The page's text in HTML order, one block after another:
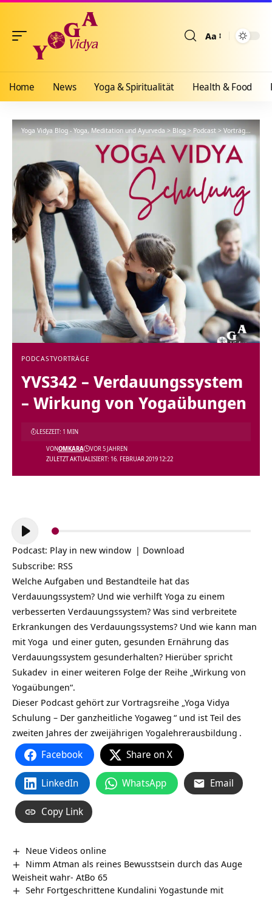
Aa
Home News Yoga & Spiritualität Health & Food
Yoga Vidya Blog - Yoga, Meditation und Ayurveda>Blog>Podcast>Vorträge >
PODCASTVORTRÄGE
YVS342 – Verdauungssystem
– Wirkung von Yogaübungen
ZULETZT AKTUALISIERT: 16. FEBRUAR 2019 12:22
VONOMKARA VOR 5 JAHREN
LESEZEIT: 1 MIN
Audio-
Player
Podcast: Play in new window | Download
Subscribe: RSS
Welche Aufgaben und Bestandteile hat das
Verdauungssystem? Und wie verhilft Yoga zu einem
verbesserten Verdauungssystem? Was sind verbreitete
Erkrankungen des Verdauungssystems? Und wie kann man
mit Yoga und einer guten, gesunden Ernährung das
Verdauungssystem gesunderhalten? Hierüber spricht
Sukadev in einer weiteren Folge der Reihe „Wirkung von
Yogaübungen“.
Dieser Podcast gehört zur Vortragsreihe „Yoga Vidya
Schulung – Der ganzheitliche Yogaweg “ und ist Teil des
zweiten Jahres der zweijährigen Yogalehrerausbildung .
Facebook Share on X
LinkedIn WhatsApp Email
Copy Link
Neue Videos online
Nimm Atman als reines Bewusstsein durch das Auge
Weisheit wahr- AtBo 65
Sehr Fortgeschrittene Kundalini Yogastunde mit